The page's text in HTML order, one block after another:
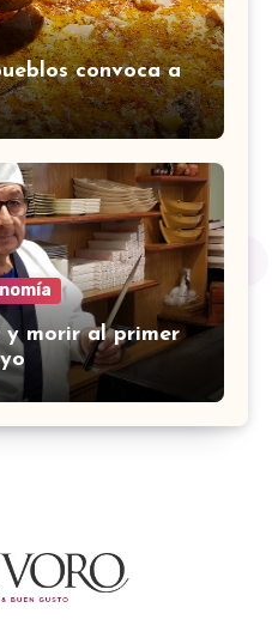
convoca a
y morir al primer